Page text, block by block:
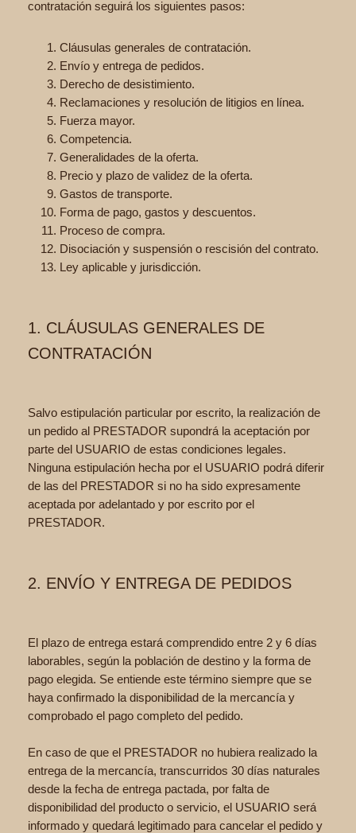
contratación seguirá los siguientes pasos:
Cláusulas generales de contratación.
Envío y entrega de pedidos.
Derecho de desistimiento.
Reclamaciones y resolución de litigios en línea.
Fuerza mayor.
Competencia.
Generalidades de la oferta.
Precio y plazo de validez de la oferta.
Gastos de transporte.
Forma de pago, gastos y descuentos.
Proceso de compra.
Disociación y suspensión o rescisión del contrato.
Ley aplicable y jurisdicción.
1. CLÁUSULAS GENERALES DE
CONTRATACIÓN
Salvo estipulación particular por escrito, la realización de
un pedido al PRESTADOR supondrá la aceptación por
parte del USUARIO de estas condiciones legales.
Ninguna estipulación hecha por el USUARIO podrá diferir
de las del PRESTADOR si no ha sido expresamente
aceptada por adelantado y por escrito por el
PRESTADOR.
2. ENVÍO Y ENTREGA DE PEDIDOS
El plazo de entrega estará comprendido entre 2 y 6 días
laborables, según la población de destino y la forma de
pago elegida. Se entiende este término siempre que se
haya confirmado la disponibilidad de la mercancía y
comprobado el pago completo del pedido.
En caso de que el PRESTADOR no hubiera realizado la
entrega de la mercancía, transcurridos 30 días naturales
desde la fecha de entrega pactada, por falta de
disponibilidad del producto o servicio, el USUARIO será
informado y quedará legitimado para cancelar el pedido y